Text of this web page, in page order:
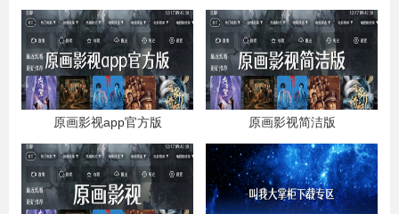
原画影视app官方版 原画影视简洁版